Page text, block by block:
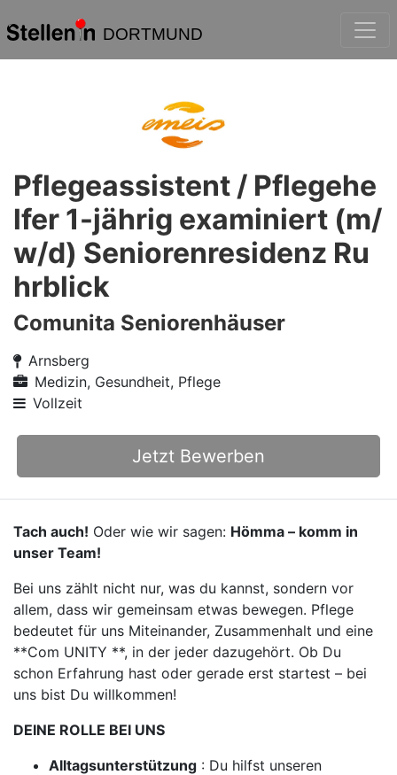
DORTMUND
Pflegeassistent / Pflegehe
lfer 1-jährig examiniert (m/
w/d) Seniorenresidenz Ru
hrblick
Comunita Seniorenhäuser
Arnsberg
Medizin, Gesundheit, Pflege
Vollzeit
Jetzt Bewerben
Tach auch! Oder wie wir sagen: Hömma – komm in
unser Team!
Bei uns zählt nicht nur, was du kannst, sondern vor
allem, dass wir gemeinsam etwas bewegen. Pflege
bedeutet für uns Miteinander, Zusammenhalt und eine
**Com UNITY **, in der jeder dazugehört. Ob Du
schon Erfahrung hast oder gerade erst startest – bei
uns bist Du willkommen!
DEINE ROLLE BEI UNS
Alltagsunterstützung : Du hilfst unseren